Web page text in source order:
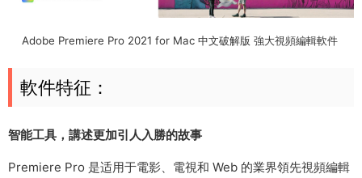
Adobe Premiere Pro 2021 for Mac 中文破解版 強大視頻編輯軟件
軟件特征：
智能工具，講述更加引人入勝的故事
Premiere Pro 是适用于電影、電視和 Web 的業界領先視頻編輯